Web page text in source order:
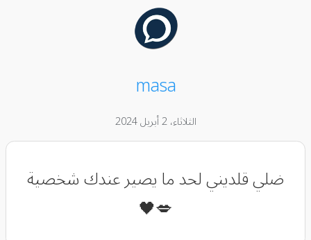
masa
الثلاثاء، 2 أبريل 2024
ضلي قلديني لحد ما يصير عندك شخصية
💋🖤